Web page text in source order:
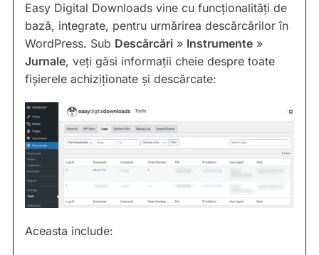
Easy Digital Downloads vine cu funcționalități de
bază, integrate, pentru urmărirea descărcărilor în
WordPress. Sub Descărcări » Instrumente »
Jurnale, veți găsi informații cheie despre toate
fișierele achiziționate și descărcate:
Aceasta include: